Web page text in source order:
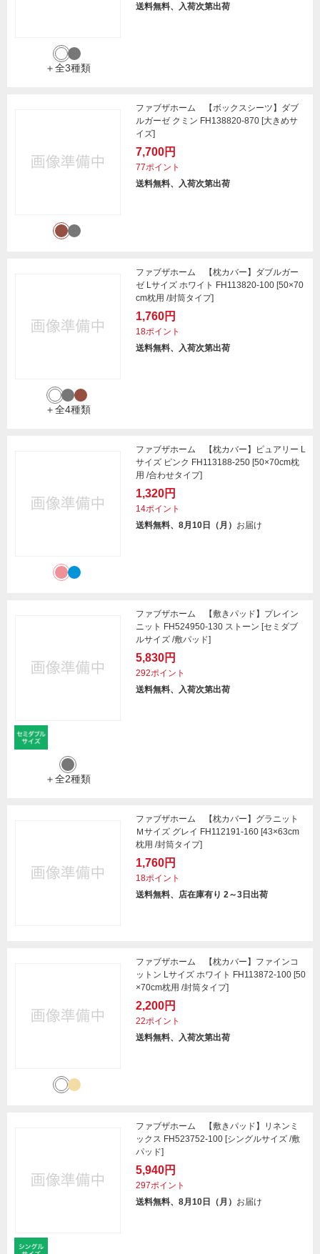
＋全3種類
送料無料、入荷次第出荷
ファブザホーム 【ボックスシーツ】ダブ
ルガーゼ クミン FH138820-870 [大きめサ
イズ]
7,700円
77ポイント
送料無料、入荷次第出荷
＋全4種類
ファブザホーム 【枕カバー】ダブルガー
ゼ Lサイズ ホワイト FH113820-100 [50×70
cm枕用 /封筒タイプ]
1,760円
18ポイント
送料無料、入荷次第出荷
ファブザホーム 【枕カバー】ピュアリー L
サイズ ピンク FH113188-250 [50×70cm枕
用 /合わせタイプ]
1,320円
14ポイント
送料無料、8月10日（月） お届け
＋全2種類
ファブザホーム 【敷きパッド】プレイン
ニット FH524950-130 ストーン [セミダブ
ルサイズ /敷パッド]
5,830円
292ポイント
送料無料、入荷次第出荷
ファブザホーム 【枕カバー】グラニット
Ｍサイズ グレイ FH112191-160 [43×63cm
枕用 /封筒タイプ]
1,760円
18ポイント
送料無料、店在庫有り 2～3日出荷
ファブザホーム 【枕カバー】ファインコ
ットン Lサイズ ホワイト FH113872-100 [50
×70cm枕用 /封筒タイプ]
2,200円
22ポイント
送料無料、入荷次第出荷
ファブザホーム 【敷きパッド】リネンミ
ックス FH523752-100 [シングルサイズ /敷
パッド]
5,940円
297ポイント
送料無料、8月10日（月） お届け